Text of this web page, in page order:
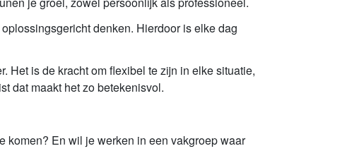
denken. Hierdoor is elke dag
Het is de kracht om flexibel te zijn in elke situatie,
dat maakt het zo betekenisvol.
komen? En wil je werken in een vakgroep waar